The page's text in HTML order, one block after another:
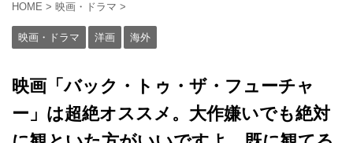
HOME > 映画・ドラマ >
映画・ドラマ 洋画 海外
映画「バック・トゥ・ザ・フューチャ
ー」は超絶オススメ。大作嫌いでも絶対